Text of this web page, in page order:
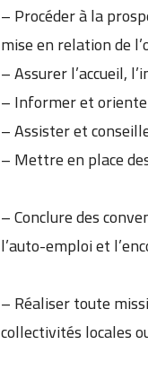
– Procéder à la
mise en relation de
– Assurer l’accueil,
– Informer et
– Assister et
– Mettre en place
– Conclure des
l’auto-emploi et
– Réaliser toute
collectivités locales